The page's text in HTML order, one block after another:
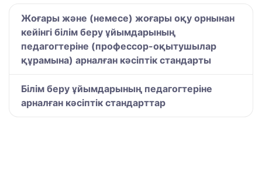
Жоғары және (немесе) жоғары оқу орнынан
кейінгі білім беру ұйымдарының
педагогтеріне (профессор-оқытушылар
құрамына) арналған кәсіптік стандарты
Білім беру ұйымдарының педагогтеріне
арналған кәсіптік стандарттар